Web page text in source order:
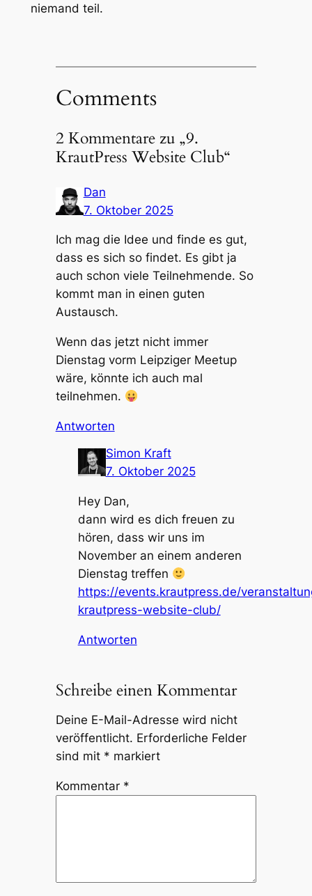
niemand teil.
Comments
2 Kommentare zu „9.
KrautPress Website Club“
Dan
7. Oktober 2025
Ich mag die Idee und finde es gut,
dass es sich so findet. Es gibt ja
auch schon viele Teilnehmende. So
kommt man in einen guten
Austausch.
Wenn das jetzt nicht immer
Dienstag vorm Leipziger Meetup
wäre, könnte ich auch mal
teilnehmen.
Antworten
Simon Kraft
7. Oktober 2025
Hey Dan,
dann wird es dich freuen zu
hören, dass wir uns im
November an einem anderen
Dienstag treffen
https://events.krautpress.de/
krautpress-website-club/
Antworten
Schreibe einen Kommentar
Deine E-Mail-Adresse wird nicht
veröffentlicht. Erforderliche Felder
sind mit * markiert
Kommentar *